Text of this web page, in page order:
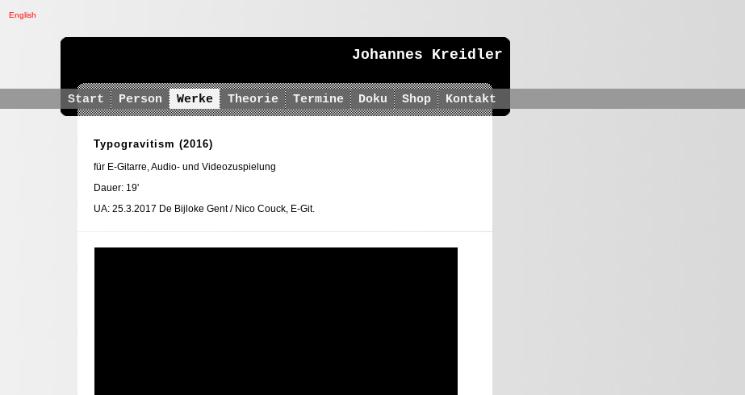
English
Johannes Kreidler
Start Person Werke Theorie Termine Doku Shop Kontakt
Typogravitism (2016)
für E-Gitarre, Audio- und Videozuspielung
Dauer: 19'
UA: 25.3.2017 De Bijloke Gent / Nico Couck, E-Git.